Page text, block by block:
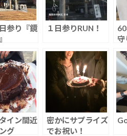
参り『鏡
１日参りRUN！
守
イン間近
グ
密かにサプライズ
でお祝い！